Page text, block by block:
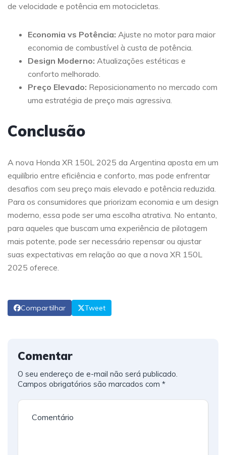
de velocidade e potência em motocicletas.
Economia vs Potência: Ajuste no motor para maior
economia de combustível à custa de potência.
Design Moderno: Atualizações estéticas e
conforto melhorado.
Preço Elevado: Reposicionamento no mercado com
uma estratégia de preço mais agressiva.
Conclusão
A nova Honda XR 150L 2025 da Argentina aposta em um
equilíbrio entre eficiência e conforto, mas pode enfrentar
desafios com seu preço mais elevado e potência reduzida.
Para os consumidores que priorizam economia e um design
moderno, essa pode ser uma escolha atrativa. No entanto,
para aqueles que buscam uma experiência de pilotagem
mais potente, pode ser necessário repensar ou ajustar
suas expectativas em relação ao que a nova XR 150L
2025 oferece.
Compartilhar Tweet
Comentar
O seu endereço de e-mail não será publicado.
Campos obrigatórios são marcados com *